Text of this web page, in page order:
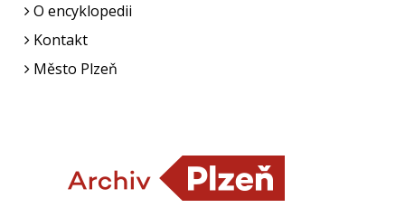
O encyklopedii
Kontakt
Město Plzeň